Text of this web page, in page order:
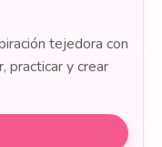
tejedora con
practicar y crear